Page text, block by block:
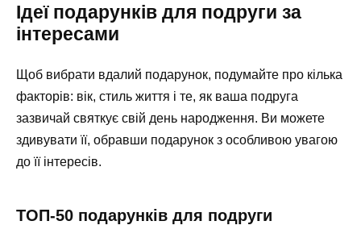
Ідеї подарунків для подруги за
інтересами
Щоб вибрати вдалий подарунок, подумайте про кілька
факторів: вік, стиль життя і те, як ваша подруга
зазвичай святкує свій день народження. Ви можете
здивувати її, обравши подарунок з особливою увагою
до її інтересів.
ТОП-50 подарунків для подруги